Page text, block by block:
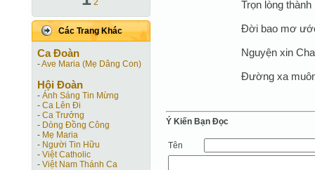
2
Các Trang Khác
Ca Ðoàn
-Ave Maria (Mẹ Dâng Con)
Hội Ðoàn
- Ánh Sáng Tin Mừng
- Ca Lên Đi
- Ca Trưởng
- Dòng Đồng Công
- Mẹ Maria
- Người Tin Hữu
- Việt Catholic
- Việt Nam Thánh Ca
Trọn lòng
Đời bao mơ
Nguyện xin
Đường xa
Ý Kiến Bạn Ðọc
Tên